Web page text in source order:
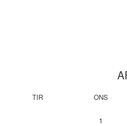
TIR ONS
1